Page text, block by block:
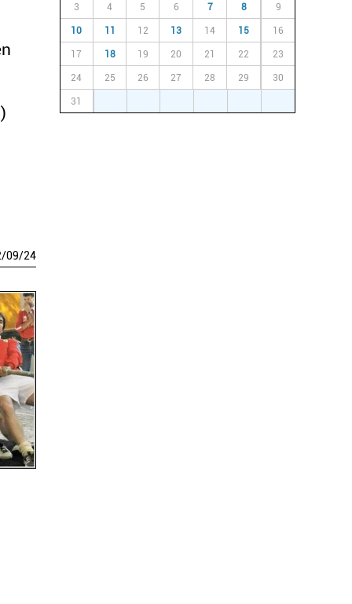
/09/24
3 4 5 6 7 8 9
10 11 12 13 14 15 16
17 18 19 20 21 22 23
24 25 26 27 28 29 30
31